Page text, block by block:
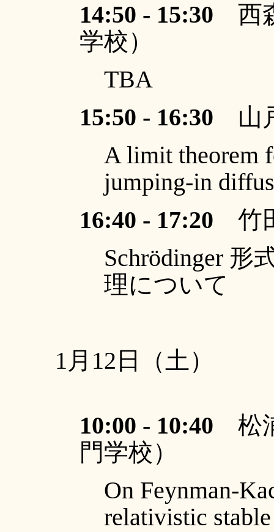
14:50 - 15:30 西
学校）
TBA
15:50 - 16:30 山
A limit theorem
jumping-in
16:40 - 17:20 竹
Schrödinger 形
理について
1月12日（土）
10:00 - 10:40 松
門学校）
On Feynman-
relativistic stable